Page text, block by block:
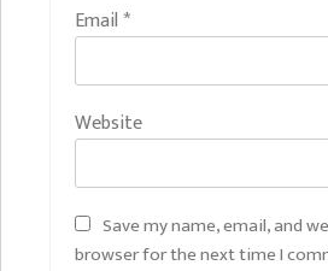
Email *
Website
Save my name, email, and
browser for the next time I